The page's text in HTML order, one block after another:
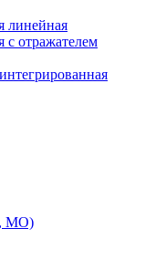
линейная
с отражателем
МО)